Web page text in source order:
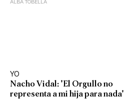
ALBA TOBELLA
YO
Nacho Vidal: 'El Orgullo no
representa a mi hija para nada'